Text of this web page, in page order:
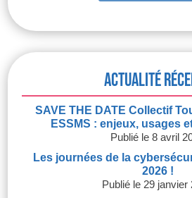
Actualité
SAVE THE DATE Collectif
ESSMS : enjeux, usages
8 avril
Les journées de la
2026 !
29 janvier